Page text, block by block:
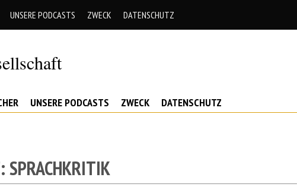
UNSERE PODCASTS ZWECK DATENSCHUTZ
UNSERE PODCASTS ZWECK DATENSCHUTZ
SPRACHKRITIK